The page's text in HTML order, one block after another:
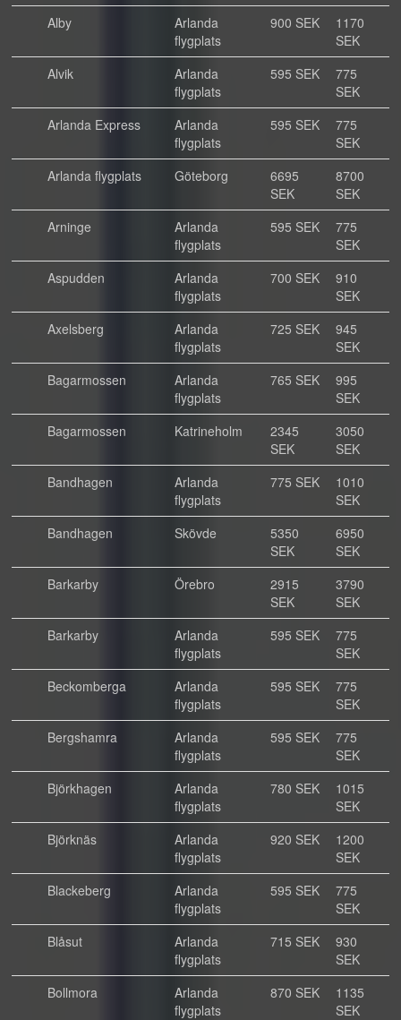
Alby
Arlanda
flygplats
900 SEK
1170
SEK
Alvik
Arlanda
flygplats
595 SEK
775
SEK
Arlanda Express
Arlanda
flygplats
595 SEK
775
SEK
Arlanda flygplats
Göteborg
6695
SEK
8700
SEK
Arninge
Arlanda
flygplats
595 SEK
775
SEK
Aspudden
Arlanda
flygplats
700 SEK
910
SEK
Axelsberg
Arlanda
flygplats
725 SEK
945
SEK
Bagarmossen
Arlanda
flygplats
765 SEK
995
SEK
Bagarmossen
Katrineholm
2345
SEK
3050
SEK
Bandhagen
Arlanda
flygplats
775 SEK
1010
SEK
Bandhagen
Skövde
5350
SEK
6950
SEK
Barkarby
Örebro
2915
SEK
3790
SEK
Barkarby
Arlanda
flygplats
595 SEK
775
SEK
Beckomberga
Arlanda
flygplats
595 SEK
775
SEK
Bergshamra
Arlanda
flygplats
595 SEK
775
SEK
Björkhagen
Arlanda
flygplats
780 SEK
1015
SEK
Björknäs
Arlanda
flygplats
920 SEK
1200
SEK
Blackeberg
Arlanda
flygplats
595 SEK
775
SEK
Blåsut
Arlanda
flygplats
715 SEK
930
SEK
Bollmora
Arlanda
flygplats
870 SEK
1135
SEK